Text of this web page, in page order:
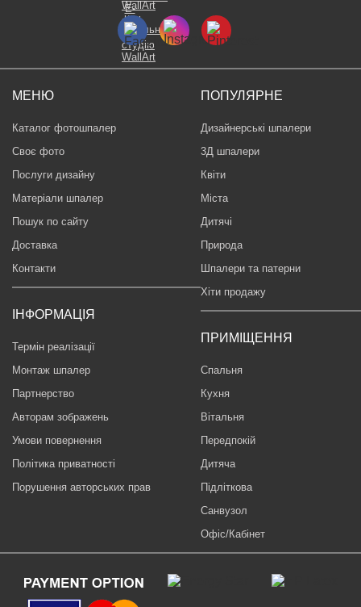
МЕНЮ
Каталог фотошпалер
Своє фото
Послуги дизайну
Матеріали шпалер
Пошук по сайту
Доставка
Контакти
ІНФОРМАЦІЯ
Термін реалізації
Монтаж шпалер
Партнерство
Авторам зображень
Умови повернення
Політика приватності
Порушення авторських прав
ПОПУЛЯРНЕ
Дизайнерські шпалери
3Д шпалери
Квіти
Міста
Дитячі
Природа
Шпалери та патерни
Хіти продажу
ПРИМІЩЕННЯ
Спальня
Кухня
Вітальня
Передпокій
Дитяча
Підліткова
Санвузол
Офіс/Кабінет